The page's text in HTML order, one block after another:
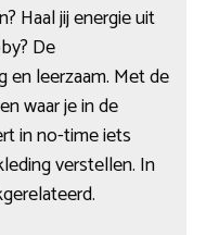
Haal jij energie uit
De
en leerzaam. Met de
waar je in de
in no-time iets
verstellen. In